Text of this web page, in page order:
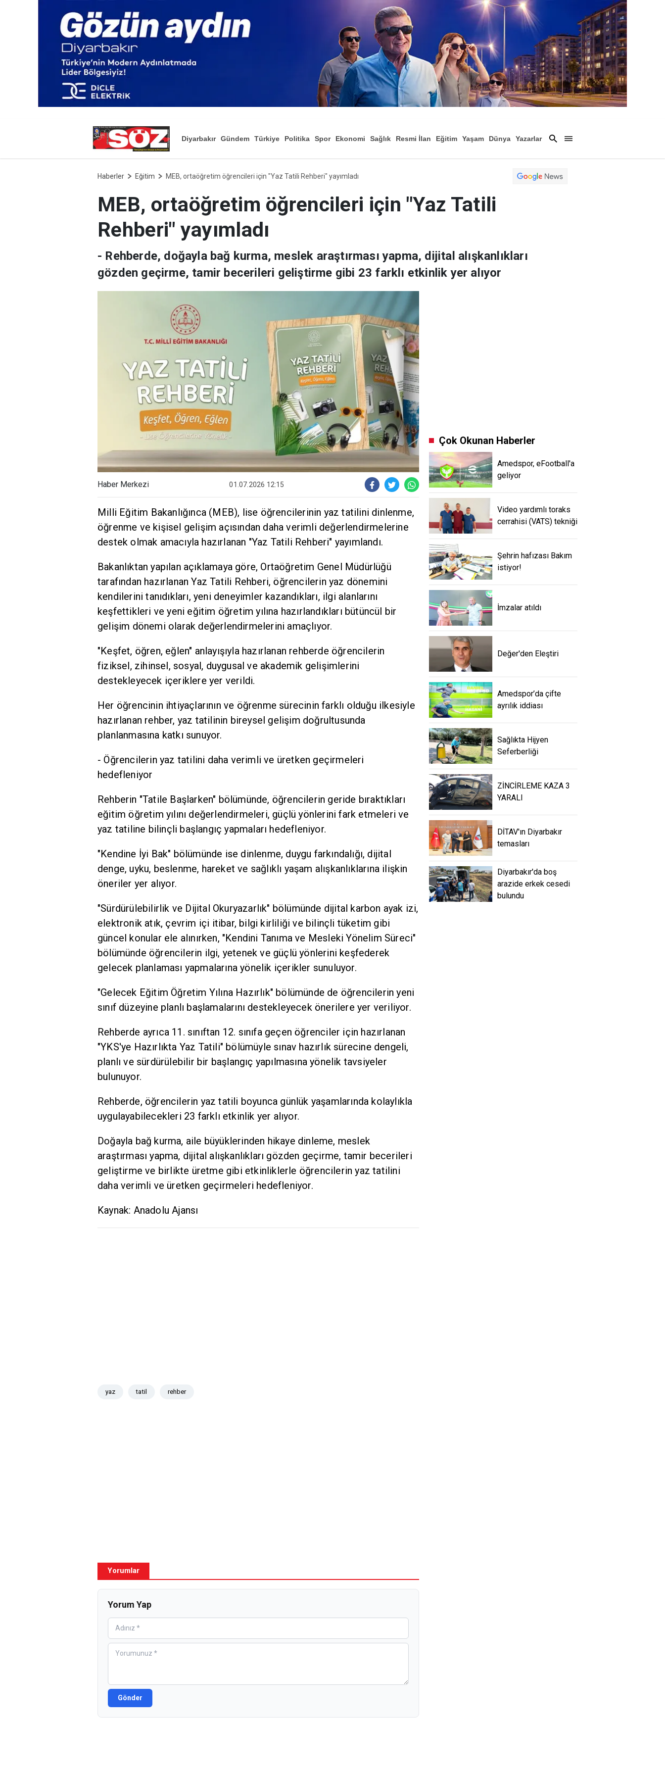
Diyarbakır Gündem Türkiye Politika Spor Ekonomi Sağlık Resmi İlan Eğitim Yaşam
Dünya
Yazarlar
Haberler Eğitim MEB, ortaöğretim öğrencileri için "Yaz Tatili Rehberi" yayımladı
MEB, ortaöğretim öğrencileri için "Yaz Tatili
Rehberi" yayımladı
- Rehberde, doğayla bağ kurma, meslek araştırması yapma, dijital alışkanlıkları
gözden geçirme, tamir becerileri geliştirme gibi 23 farklı etkinlik yer alıyor
Haber Merkezi 01.07.2026 12:15
Milli Eğitim Bakanlığınca (MEB), lise öğrencilerinin yaz tatilini dinlenme,
öğrenme ve kişisel gelişim açısından daha verimli değerlendirmelerine
destek olmak amacıyla hazırlanan "Yaz Tatili Rehberi" yayımlandı.
Bakanlıktan yapılan açıklamaya göre, Ortaöğretim Genel Müdürlüğü
tarafından hazırlanan Yaz Tatili Rehberi, öğrencilerin yaz dönemini
kendilerini tanıdıkları, yeni deneyimler kazandıkları, ilgi alanlarını
keşfettikleri ve yeni eğitim öğretim yılına hazırlandıkları bütüncül bir
gelişim dönemi olarak değerlendirmelerini amaçlıyor.
"Keşfet, öğren, eğlen" anlayışıyla hazırlanan rehberde öğrencilerin
fiziksel, zihinsel, sosyal, duygusal ve akademik gelişimlerini
destekleyecek içeriklere yer verildi.
Her öğrencinin ihtiyaçlarının ve öğrenme sürecinin farklı olduğu ilkesiyle
hazırlanan rehber, yaz tatilinin bireysel gelişim doğrultusunda
planlanmasına katkı sunuyor.
- Öğrencilerin yaz tatilini daha verimli ve üretken geçirmeleri
hedefleniyor
Rehberin "Tatile Başlarken" bölümünde, öğrencilerin geride bıraktıkları
eğitim öğretim yılını değerlendirmeleri, güçlü yönlerini fark etmeleri ve
yaz tatiline bilinçli başlangıç yapmaları hedefleniyor.
"Kendine İyi Bak" bölümünde ise dinlenme, duygu farkındalığı, dijital
denge, uyku, beslenme, hareket ve sağlıklı yaşam alışkanlıklarına ilişkin
öneriler yer alıyor.
"Sürdürülebilirlik ve Dijital Okuryazarlık" bölümünde dijital karbon ayak izi,
elektronik atık, çevrim içi itibar, bilgi kirliliği ve bilinçli tüketim gibi
güncel konular ele alınırken, "Kendini Tanıma ve Mesleki Yönelim Süreci"
bölümünde öğrencilerin ilgi, yetenek ve güçlü yönlerini keşfederek
gelecek planlaması yapmalarına yönelik içerikler sunuluyor.
"Gelecek Eğitim Öğretim Yılına Hazırlık" bölümünde de öğrencilerin yeni
sınıf düzeyine planlı başlamalarını destekleyecek önerilere yer veriliyor.
Rehberde ayrıca 11. sınıftan 12. sınıfa geçen öğrenciler için hazırlanan
"YKS'ye Hazırlıkta Yaz Tatili" bölümüyle sınav hazırlık sürecine dengeli,
planlı ve sürdürülebilir bir başlangıç yapılmasına yönelik tavsiyeler
bulunuyor.
Rehberde, öğrencilerin yaz tatili boyunca günlük yaşamlarında kolaylıkla
uygulayabilecekleri 23 farklı etkinlik yer alıyor.
Doğayla bağ kurma, aile büyüklerinden hikaye dinleme, meslek
araştırması yapma, dijital alışkanlıkları gözden geçirme, tamir becerileri
geliştirme ve birlikte üretme gibi etkinliklerle öğrencilerin yaz tatilini
daha verimli ve üretken geçirmeleri hedefleniyor.
Kaynak: Anadolu Ajansı
yaz tatil rehber
Yorumlar
Yorum Yap
Gönder
Çok Okunan Haberler
Amedspor, eFootball'a
geliyor
Video yardımlı toraks
cerrahisi (VATS) tekniği
Şehrin hafızası Bakım
istiyor!
İmzalar atıldı
Değer'den Eleştiri
Amedspor’da çifte
ayrılık iddiası
Sağlıkta Hijyen
Seferberliği
ZİNCİRLEME KAZA 3
YARALI
DİTAV'ın Diyarbakır
temasları
Diyarbakır'da boş
arazide erkek cesedi
bulundu